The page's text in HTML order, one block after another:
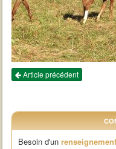
Article précédent
Besoin d'unrenseignement